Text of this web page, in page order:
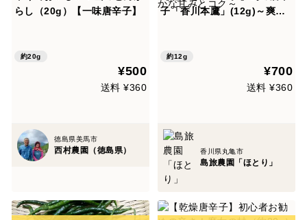
らし（20g）【一味唐辛子】
約20g
¥500
送料 ¥360
徳島県美馬市
西村農園（徳島県）
子「香川本鷹」(12g)～爽や
約12g
¥700
送料 ¥360
香川県丸亀市
島旅農園「ほとり」